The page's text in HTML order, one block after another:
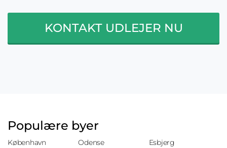
KONTAKT UDLEJER NU
Populære byer
København Odense Esbjerg